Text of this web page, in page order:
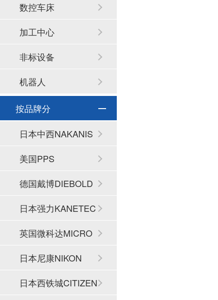
数控车床
加工中心
非标设备
机器人
按品牌分
日本中西NAKANIS
HI
美国PPS
德国戴博DIEBOLD
日本强力KANETEC
英国微科达MICRO
SET
日本尼康NIKON
日本西铁城CITIZEN